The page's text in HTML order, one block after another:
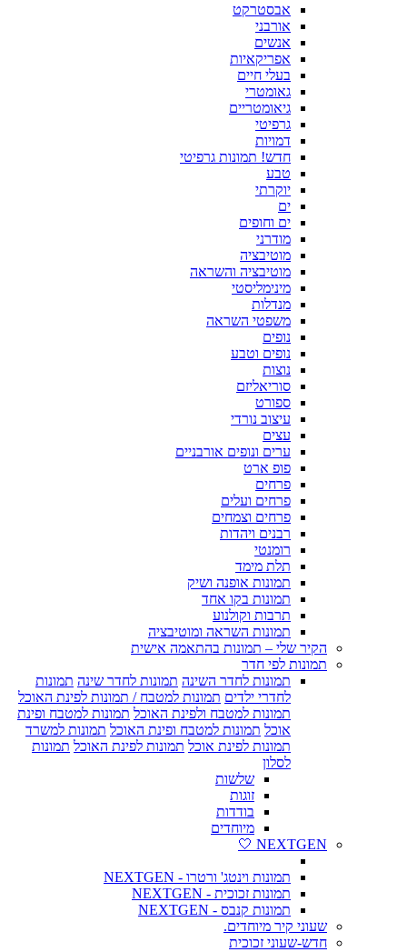
אבסטרקט
אורבני
אנשים
אפריקאיות
בעלי חיים
גאומטרי
גיאומטריים
גרפיטי
דמויות
חדש! תמונות גרפיטי
טבע
יוקרתי
ים
ים וחופים
מודרני
מוטיבציה
מוטיבציה והשראה
מינימליסטי
מנדלות
משפטי השראה
נופים
נופים וטבע
נוצות
סוריאליזם
ספורט
עיצוב נורדי
עצים
ערים ונופים אורבניים
פופ ארט
פרחים
פרחים ועלים
פרחים וצמחים
רבנים ויהדות
רומנטי
תלת מימד
תמונות אופנה ושיק
תמונות בקו אחד
תרבות וקולנוע
תמונות השראה ומוטיבציה
הקיר שלי – תמונות בהתאמה אישית
תמונות לפי חדר
תמונות לחדר השינה תמונות לחדר שינה תמונות
לחדרי ילדים תמונות למטבח / תמונות לפינת האוכל
תמונות למטבח ולפינת האוכל תמונות למטבח ופינת
אוכל תמונות למטבח ופינת האוכל תמונות למשרד
תמונות לפינת אוכל תמונות לפינת האוכל תמונות
לסלון
שלשות
זוגות
בודדות
מיוחדים
NEXTGEN 🤍
תמונות וינטג' ורטרו - NEXTGEN
תמונות זכוכית - NEXTGEN
תמונות קנבס - NEXTGEN
שעוני קיר מיוחדים.
חדש-שעוני זכוכית